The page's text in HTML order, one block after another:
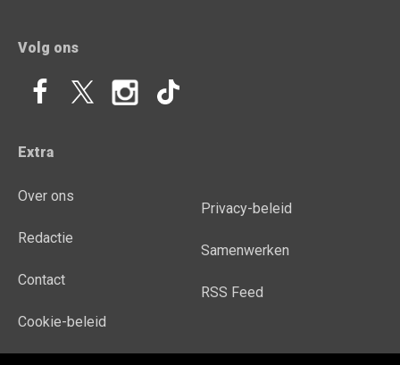
Volg ons
Extra
Over ons
Redactie
Contact
Cookie-beleid
Privacy-beleid
Samenwerken
RSS Feed